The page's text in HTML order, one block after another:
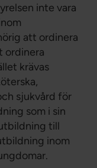
inte vara
att ordinera
ordinera
krävas
sjukvård för
som i sin
till
inom